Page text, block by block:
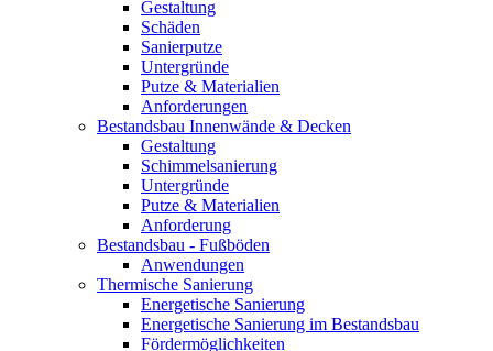
Gestaltung
Schäden
Sanierputze
Untergründe
Putze & Materialien
Anforderungen
Bestandsbau Innenwände & Decken
Gestaltung
Schimmelsanierung
Untergründe
Putze & Materialien
Anforderung
Bestandsbau - Fußböden
Anwendungen
Thermische Sanierung
Energetische Sanierung
Energetische Sanierung im Bestandsbau
Fördermöglichkeiten